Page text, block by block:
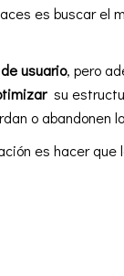
es buscar el
usuario, pero
su
o abandonen
es hacer